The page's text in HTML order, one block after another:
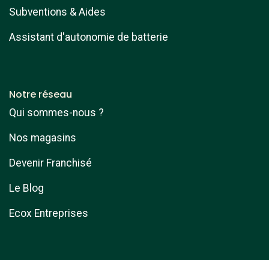
Subventions & Aides
Assistant d'autonomie de batterie
Notre réseau
Qui sommes-nous ?
Nos magasins
Devenir Franchisé
Le Blog
Ecox Entreprises